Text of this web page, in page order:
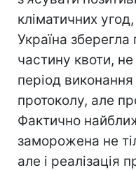
кліматичних
Україна
частину квоти,
період
протоколу, але
Фактично
заморожена не
але і реалізація